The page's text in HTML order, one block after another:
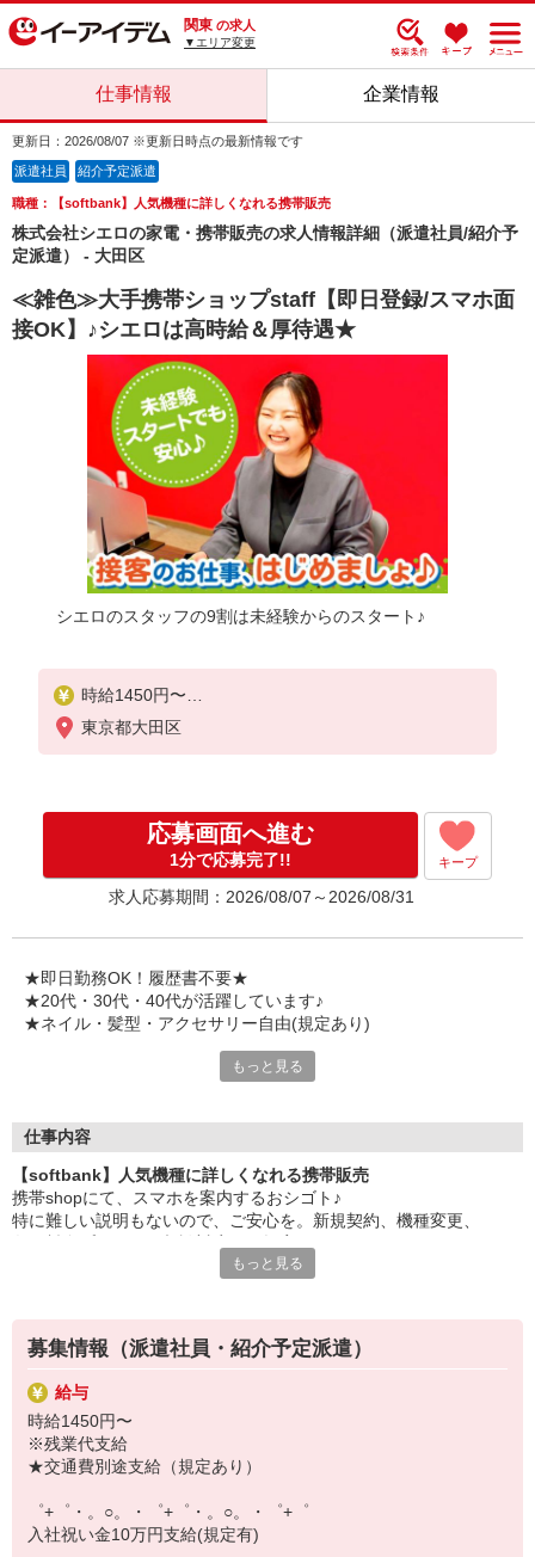
関東 の求人
▼エリア変更
仕事情報 企業情報
更新日：2026/08/07 ※更新日時点の最新情報です
派遣社員 紹介予定派遣
職種：【softbank】人気機種に詳しくなれる携帯販売
株式会社シエロの家電・携帯販売の求人情報詳細（派遣社員/紹介予
定派遣） - 大田区
≪雑色≫大手携帯ショップstaff【即日登録/スマホ面
接OK】♪シエロは高時給＆厚待遇★
シエロのスタッフの9割は未経験からのスタート♪
時給1450円〜
※残業代支給
★交通費別途支給（規定あり）
入社祝い金10万円支給(規定有)
お友達を紹介頂くと,
インセンティブ支給(規定有)
゜・。○。・゜+゜・。○。・゜+゜
東京都大田区
応募画面へ進む
1分で応募完了!! キープ
求人応募期間：2026/08/07～2026/08/31
★即日勤務OK！履歴書不要★
★20代・30代・40代が活躍しています♪
★ネイル・髪型・アクセサリー自由(規定あり)
シエロのスタッフは9割が未経験スタート。
ずっと先まで役に立ちます！
丁寧な研修もあるので、
みなさんから働きやすいと好評です♪
最新アプリ事情やお得なプラン、
スマホの裏ワザを学べるチャンス♪
￣￣￣￣￣￣￣￣￣￣￣
▼オフィスワーク
事務、経理、データ入力、コールセンター、受付
▼工場・製造・軽作業系
機械/食品製造・梱包・仕分け・加工・組立・検査
▼美容系
眉毛サロンのアイブロウ・ネイリスト・エステ
▼営業・販売
法人営業・アパレル販売・個別指導塾・人材紹介
▼人気案件も多数♪
短期・期間限定・オープニング・官公庁案件
もっと見る
仕事内容
【softbank】人気機種に詳しくなれる携帯販売
携帯shopにて、スマホを案内するおシゴト♪
特に難しい説明もないので、ご安心を。新規契約、機種変更、
満足度◎
■携帯やインターネット販売業務
docomo(ドコモ)/au(エーユー)・KDDI/softbank(ソフトバンク)など
の大手キャリアから
ワイモバイル(Y!mobille)、楽天モバイル、UQなど格安スマホまで幅
広く紹介可能♪
もっと見る
募集情報（派遣社員・紹介予定派遣）
給与
時給1450円〜
※残業代支給
★交通費別途支給（規定あり）
゜+゜・。○。・゜+゜・。○。・゜+゜
入社祝い金10万円支給(規定有)